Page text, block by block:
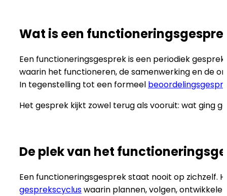
Wat is een
Een functioneringsgesprek is een periodiek
waarin het functioneren, de samenwerking en de
In tegenstelling tot een formeel
Het gesprek kijkt zowel terug als vooruit: wat ging
De plek van het
Een functioneringsgesprek staat nooit op zichzelf.
gesprekscycluswaarin plannen, volgen,